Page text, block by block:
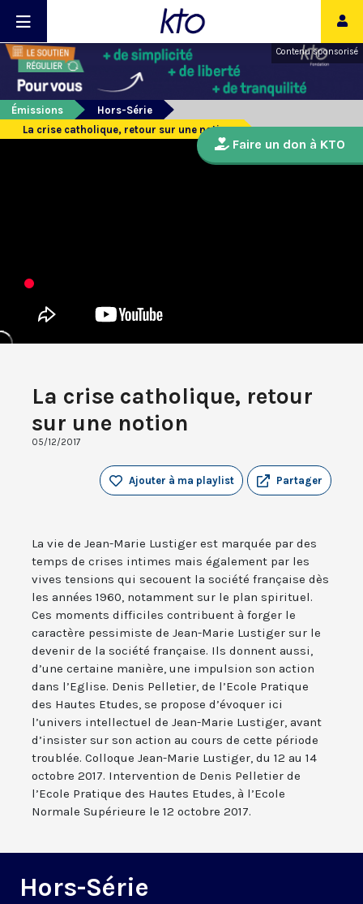
Contenu sponsorisé
Émissions
Hors-Série
La crise catholique, retour sur une notion
La crise catholique, retour
sur une notion
05/12/2017
Partager
Ajouter à ma playlist
La vie de Jean-Marie Lustiger est marquée par des
temps de crises intimes mais également par les
vives tensions qui secouent la société française dès
les années 1960, notamment sur le plan spirituel.
Ces moments difficiles contribuent à forger le
caractère pessimiste de Jean-Marie Lustiger sur le
devenir de la société française. Ils donnent aussi,
d’une certaine manière, une impulsion son action
dans l’Eglise. Denis Pelletier, de l’Ecole Pratique
des Hautes Etudes, se propose d’évoquer ici
l’univers intellectuel de Jean-Marie Lustiger, avant
d’insister sur son action au cours de cette période
troublée. Colloque Jean-Marie Lustiger, du 12 au 14
octobre 2017. Intervention de Denis Pelletier de
l’Ecole Pratique des Hautes Etudes, à l’Ecole
Normale Supérieure le 12 octobre 2017.
Hors-Série
Faire un don à KTO